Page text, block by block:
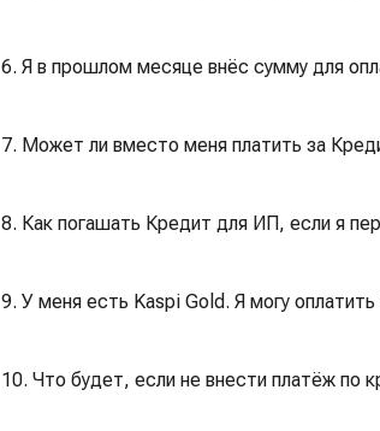
6. Я в прошлом месяце внёс сумму для
7. Может ли вместо меня платить за
8. Как погашать Кредит для ИП, если я
9. У меня есть Kaspi Gold. Я могу
10. Что будет, если не внести платёж по